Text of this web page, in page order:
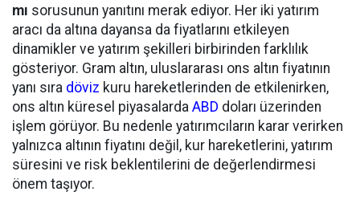
mı sorusunun yanıtını merak ediyor. Her iki yatırım
aracı da altına dayansa da fiyatlarını etkileyen
dinamikler ve yatırım şekilleri birbirinden farklılık
gösteriyor. Gram altın, uluslararası ons altın fiyatının
yanı sıra döviz kuru hareketlerinden de etkilenirken,
ons altın küresel piyasalarda ABD doları üzerinden
işlem görüyor. Bu nedenle yatırımcıların karar verirken
yalnızca altının fiyatını değil, kur hareketlerini, yatırım
süresini ve risk beklentilerini de değerlendirmesi
önem taşıyor.